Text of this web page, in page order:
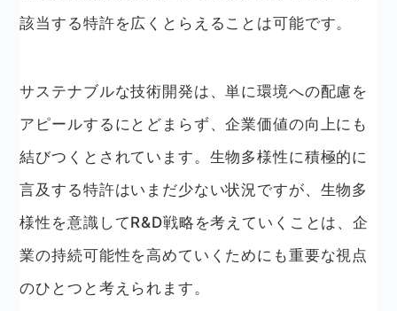
該当する特許を広くとらえることは可能です。
サステナブルな技術開発は、単に環境への配慮を
アピールするにとどまらず、企業価値の向上にも
結びつくとされています。生物多様性に積極的に
言及する特許はいまだ少ない状況ですが、生物多
様性を意識してR&D戦略を考えていくことは、企
業の持続可能性を高めていくためにも重要な視点
のひとつと考えられます。